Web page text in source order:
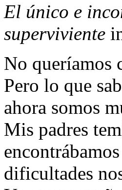
El único e
superviviente
No queríamos
Pero lo que
ahora somos
Mis padres
dificultades